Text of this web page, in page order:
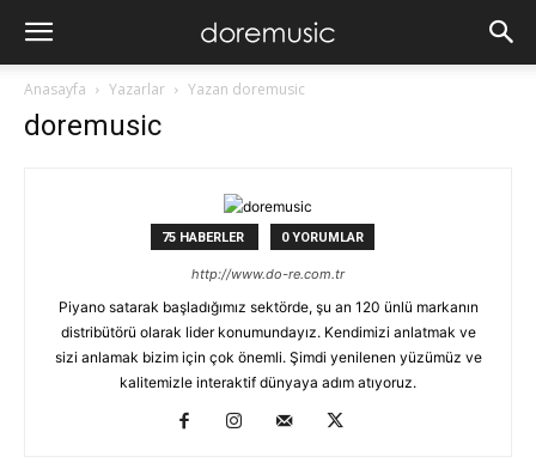
Anasayfa Yazarlar Yazan doremusic
doremusic
75 HABERLER 0 YORUMLAR
http://www.do-re.com.tr
Piyano satarak başladığımız sektörde, şu an 120 ünlü markanın
distribütörü olarak lider konumundayız. Kendimizi anlatmak ve
sizi anlamak bizim için çok önemli. Şimdi yenilenen yüzümüz ve
kalitemizle interaktif dünyaya adım atıyoruz.